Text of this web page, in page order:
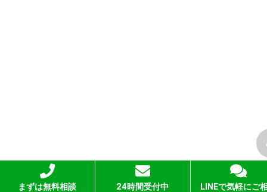
まずは無料相談 24時間受付中 LINEで気軽にご